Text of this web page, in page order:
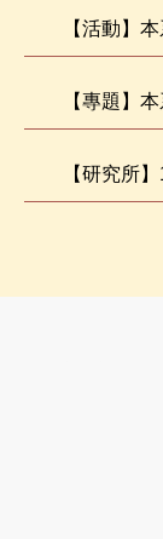
【活動】本系
【專題】本系於
【研究所】115